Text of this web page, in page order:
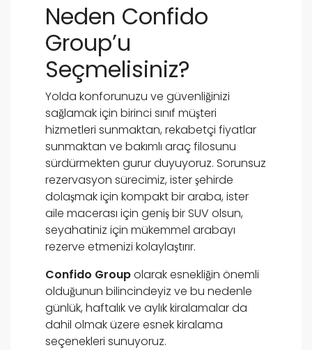
Neden Confido
Group’u
Seçmelisiniz?
Yolda konforunuzu ve güvenliğinizi
sağlamak için birinci sınıf müşteri
hizmetleri sunmaktan, rekabetçi fiyatlar
sunmaktan ve bakımlı araç filosunu
sürdürmekten gurur duyuyoruz. Sorunsuz
rezervasyon sürecimiz, ister şehirde
dolaşmak için kompakt bir araba, ister
aile macerası için geniş bir SUV olsun,
seyahatiniz için mükemmel arabayı
rezerve etmenizi kolaylaştırır.
Confido Groupolarak esnekliğin önemli
olduğunun bilincindeyiz ve bu nedenle
günlük, haftalık ve aylık kiralamalar da
dahil olmak üzere esnek kiralama
seçenekleri sunuyoruz.